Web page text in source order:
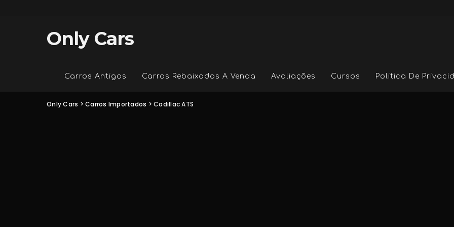
Only Cars
Carros Antigos Carros Rebaixados A Venda Avaliações Cursos Politica De
Only Cars >Carros Importados >Cadillac ATS